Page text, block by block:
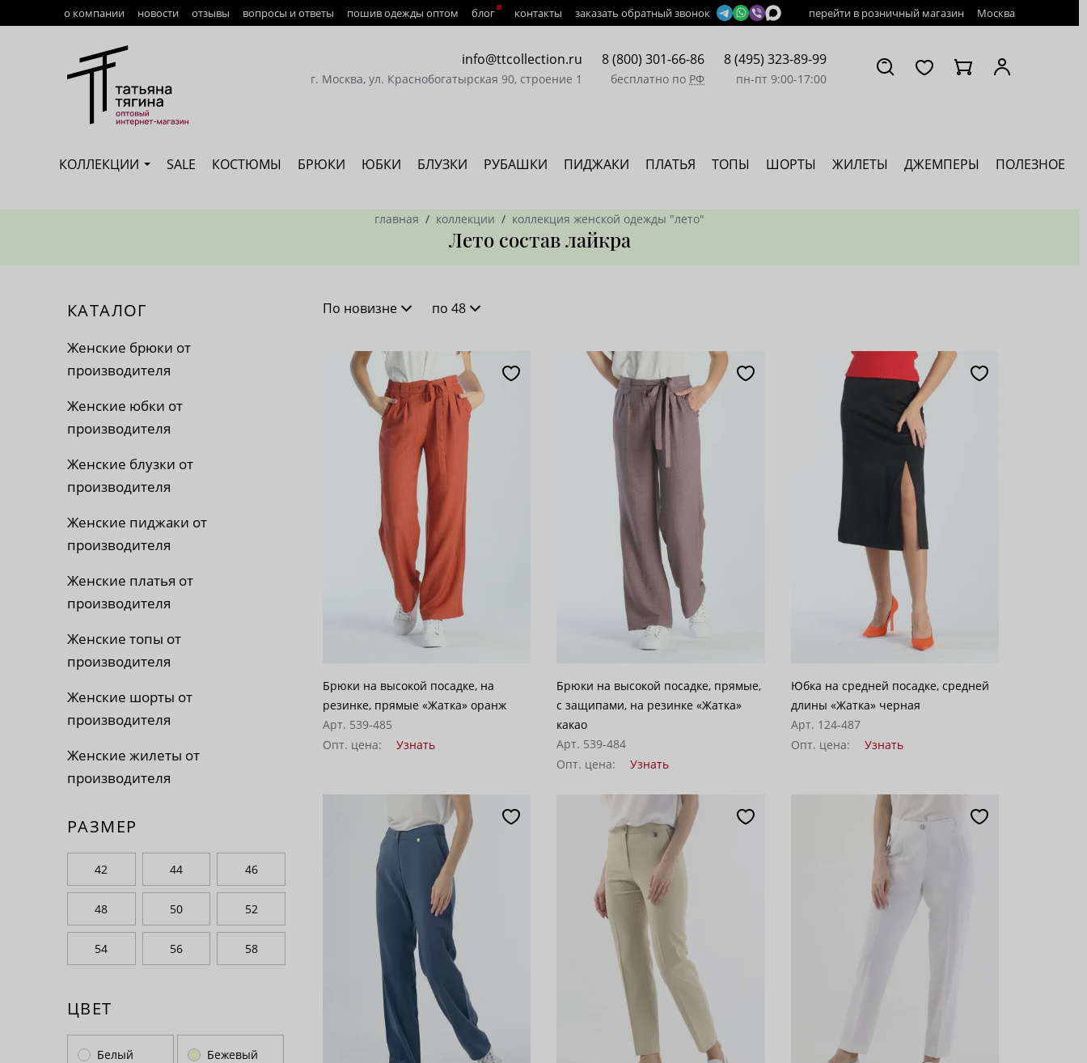
о компании
Доставка
Возврат
новости отзывы вопросы и ответы пошив одежды оптом блог контакты заказать обратный звонок перейти в розничный магазин Москва
info@ttcollection.ru
г. Москва, ул. Краснобогатырская 90, строение 1
8 (800) 301-66-86
бесплатно по РФ
8 (495) 323-89-99
пн-пт 9:00-17:00
КОЛЛЕКЦИИ SALE КОСТЮМЫ БРЮКИ ЮБКИ БЛУЗКИ РУБАШКИ ПИДЖАКИ ПЛАТЬЯ ТОПЫ ШОРТЫ ЖИЛЕТЫ ДЖЕМПЕРЫ ПОЛЕЗНОЕ
главная коллекции коллекция женской одежды "лето"
Лето состав лайкра
КАТАЛОГ
Женские брюки от
производителя
Женские юбки от
производителя
Женские блузки от
производителя
Женские пиджаки от
производителя
Женские платья от
производителя
Женские топы от
производителя
Женские шорты от
производителя
Женские жилеты от
производителя
РАЗМЕР
42 44 46
48 50 52
54 56 58
ЦВЕТ
Белый Бежевый
По новизне
По популярности
По возрастанию цены
По убыванию цены
по 48
28
62
100
Брюки на высокой посадке, на
резинке, прямые «Жатка» оранж
Арт. 539-485
Опт. цена:
Узнать
Брюки на высокой посадке, прямые,
с защипами, на резинке «Жатка»
какао
Арт. 539-484
Опт. цена:
Узнать
Юбка на средней посадке, средней
длины «Жатка» черная
Арт. 124-487
Опт. цена:
Узнать